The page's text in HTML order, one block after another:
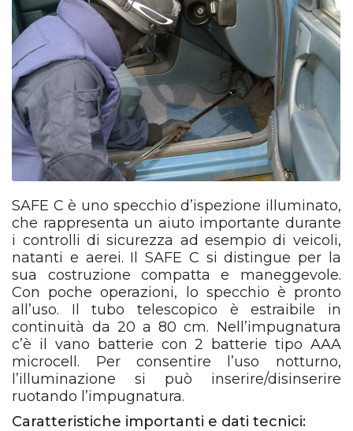
SAFE C è uno specchio d’ispezione illuminato,
che rappresenta un aiuto importante durante
i controlli di sicurezza ad esempio di veicoli,
natanti e aerei. Il SAFE C si distingue per la
sua costruzione compatta e maneggevole.
Con poche operazioni, lo specchio è pronto
all’uso. Il tubo telescopico è estraibile in
continuità da 20 a 80 cm. Nell’impugnatura
c’è il vano batterie con 2 batterie tipo AAA
microcell. Per consentire l’uso notturno,
l’illuminazione si può inserire/disinserire
ruotando l’impugnatura.
Caratteristiche importanti e dati tecnici: